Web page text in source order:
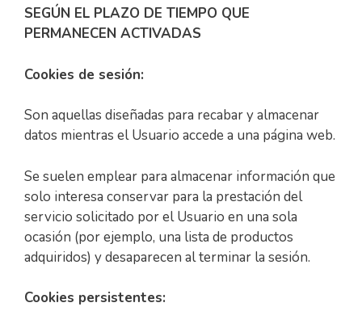
SEGÚN EL PLAZO DE TIEMPO QUE
PERMANECEN ACTIVADAS
Cookies de sesión:
Son aquellas diseñadas para recabar y almacenar
datos mientras el Usuario accede a una página web.
Se suelen emplear para almacenar información que
solo interesa conservar para la prestación del
servicio solicitado por el Usuario en una sola
ocasión (por ejemplo, una lista de productos
adquiridos) y desaparecen al terminar la sesión.
Cookies persistentes: